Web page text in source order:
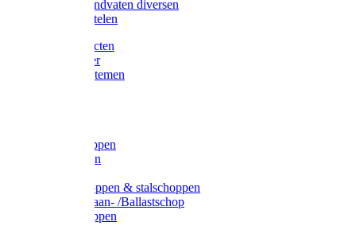
Stelen / Handvaten diversen
Telescoopstelen
Tuin producten
Fruitplukker
Ophangsystemen
Betonschoppen
Schepbatsen
Ballastschoppen & stalschoppen
Slijtsrip Graan- /Ballastschop
Graanschoppen